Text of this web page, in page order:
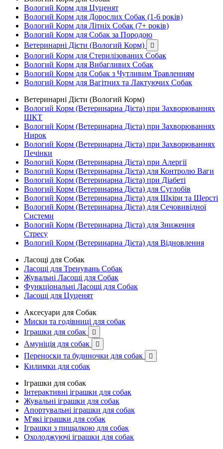
Вологий Корм для Цуценят
Вологий Корм для Дорослих Собак (1-6 років)
Вологий Корм для Літніх Собак (7+ років)
Вологий Корм для Собак за Породою
Ветеринарні Дієти (Вологий Корм)

Вологий Корм для Стерилізованих Собак
Вологий Корм для Вибагливих Собак
Вологий Корм для Собак з Чутливим Травленням
Вологий Корм для Вагітних та Лактуючих Собак
Ветеринарні Дієти (Вологий Корм)
Вологий Корм (Ветеринарна Дієта) при Захворюваннях
ШКТ
Вологий Корм (Ветеринарна Дієта) при Захворюваннях
Нирок
Вологий Корм (Ветеринарна Дієта) при Захворюваннях
Печінки
Вологий Корм (Ветеринарна Дієта) при Алергії
Вологий Корм (Ветеринарна Дієта) для Контролю Ваги
Вологий Корм (Ветеринарна Дієта) при Діабеті
Вологий Корм (Ветеринарна Дієта) для Суглобів
Вологий Корм (Ветеринарна Дієта) для Шкіри та Шерсті
Вологий Корм (Ветеринарна Дієта) для Сечовивідної
Системи
Вологий Корм (Ветеринарна Дієта) для Зниження
Стресу
Вологий Корм (Ветеринарна Дієта) для Відновлення
Ласощі для Собак
Ласощі для Тренувань Собак
Жувальні Ласощі для Собак
Функціональні Ласощі для Собак
Ласощі для Цуценят
Аксесуари для Собак
Миски та годівниці для собак
Іграшки для собак

Амуніція для собак 
Переноски та будиночки для собак 
Килимки для собак
Іграшки для собак
Інтерактивні іграшки для собак
Жувальні іграшки для собак
Апортувальні іграшки для собак
М'які іграшки для собак
Іграшки з пищалкою для собак
Охолоджуючі іграшки для собак